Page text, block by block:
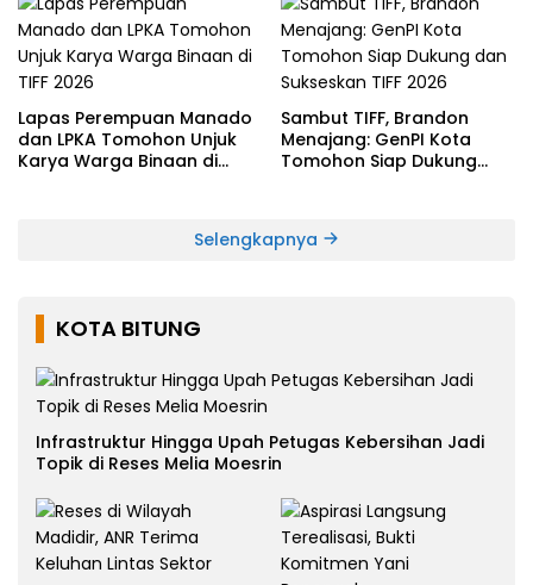
Lapas Perempuan Manado
dan LPKA Tomohon Unjuk
Karya Warga Binaan di
Sambut TIFF, Brandon
Menajang: ​GenPI Kota
Tomohon Siap Dukung
Selengkapnya
KOTA BITUNG
Infrastruktur Hingga Upah Petugas Kebersihan Jadi
Topik di Reses Melia Moesrin